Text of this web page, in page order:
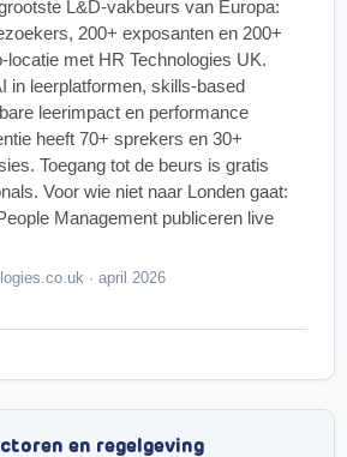
L&D-vakbeurs van Europa:
200+ exposanten en 200+
met HR Technologies UK.
in leerplatformen, skills-based
leerimpact en performance
heeft 70+ sprekers en 30+
Toegang tot de beurs is gratis
Voor wie niet naar Londen gaat:
Management publiceren live
· april 2026
en regelgeving